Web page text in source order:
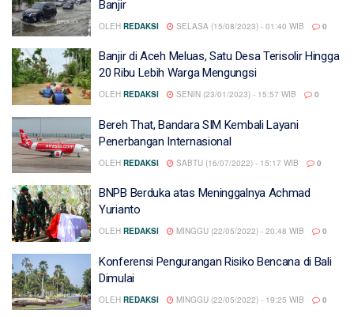
Banjir
OLEH REDAKSI SELASA (15/08/2023) - 01:40 WIB 0
Banjir di Aceh Meluas, Satu Desa Terisolir Hingga
20 Ribu Lebih Warga Mengungsi
OLEH REDAKSI SENIN (23/01/2023) - 15:57 WIB 0
Bereh That, Bandara SIM Kembali Layani
Penerbangan Internasional
OLEH REDAKSI SABTU (16/07/2022) - 15:17 WIB 0
BNPB Berduka atas Meninggalnya Achmad
Yurianto
OLEH REDAKSI MINGGU (22/05/2022) - 20:48 WIB 0
Konferensi Pengurangan Risiko Bencana di Bali
Dimulai
OLEH REDAKSI MINGGU (22/05/2022) - 19:25 WIB 0